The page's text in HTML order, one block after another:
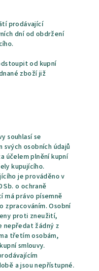
prodávající
dní od obdržení
od kupní
zboží již
souhlasí se
svých osobních údajů
účelem plnění kupní
kupujícího.
je prováděno v
Sb. o ochraně
má právo písemně
zpracováním. Osobní
proti zneužití,
nepředat žádný z
třetím osobám,
smlouvy.
a jsou nepřístupné.